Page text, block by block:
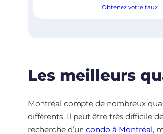
Obtenez votre taux
Les meilleurs
Montréal compte de nombreux
différents. Il peut être très difficile
recherche d’un condo à Montréal,